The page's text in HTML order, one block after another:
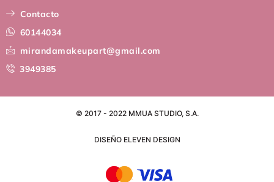
Contacto
60144034
mirandamakeupart@gmail.com
3949385
© 2017 - 2022 MMUA STUDIO, S.A.
DISEÑO ELEVEN DESIGN